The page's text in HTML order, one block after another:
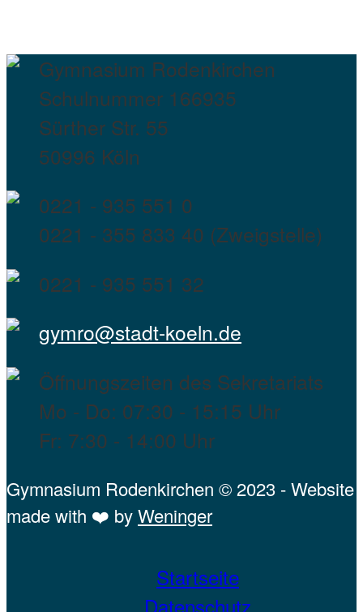
Gymnasium Rodenkirchen
Schulnummer 166935
Sürther Str. 55
50996 Köln
0221 - 935 551 0
0221 - 355 833 40 (Zweigstelle)
0221 - 935 551 32
gymro@stadt-koeln.de
Öffnungszeiten des Sekretariats
Mo - Do: 07:30 - 15:15 Uhr
Fr: 7:30 - 14:00 Uhr
Gymnasium Rodenkirchen © 2023 - Website
made with ❤️ byWeninger
Startseite
Datenschutz